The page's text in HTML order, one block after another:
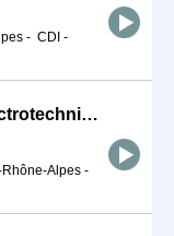
- CDI -
Ingénieur Bureau d'études en électrotechnique (F/H)
Alpes -